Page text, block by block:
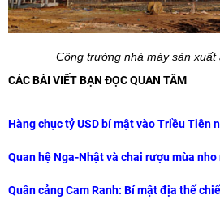
Công trường nhà máy sản xuất
CÁC BÀI VIẾT BẠN ĐỌC QUAN TÂM
Hàng chục tỷ USD bí mật vào Triều Tiên
Quan hệ Nga-Nhật và chai rượu mùa nho
Quân cảng Cam Ranh: Bí mật địa thế